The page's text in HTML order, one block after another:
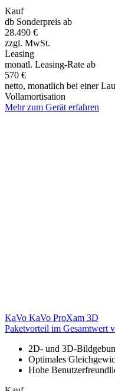
Kauf
db Sonderpreis ab
28.490 €
zzgl. MwSt.
Leasing
monatl. Leasing-Rate ab
570 €
netto, monatlich bei einer
Vollamortisation
Mehr zum Gerät erfahren
KaVo KaVo ProXam 3D
Paketvorteil im Gesamtwert
2D- und 3D-
Optimales
Hohe